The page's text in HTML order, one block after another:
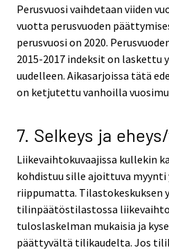
Perusvuosi vaihdetaan viiden
vuotta perusvuoden
perusvuosi on 2020.
2015-2017 indeksit on laskettu
uudelleen. Aikasarjoissa tätä
on ketjutettu vanhoilla
7. Selkeys ja
Liikevaihtokuvaajissa kullekin
kohdistuu sille ajoittuva
riippumatta. Tilastokeskuksen
tilinpäätöstilastossa
tuloslaskelman mukaisia ja
päättyvältä tilikaudelta. Jos